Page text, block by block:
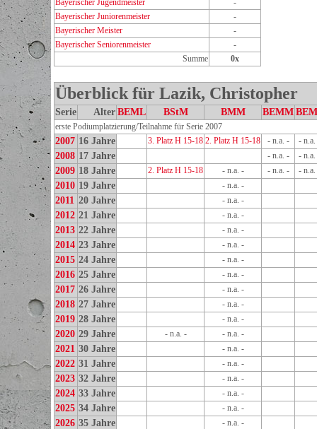
Bayerischer Jugendmeister
-
Bayerischer Juniorenmeister
-
Bayerischer Meister
-
Bayerischer Seniorenmeister
-
Summe
0x
Überblick für Lazik, Christopher
Serie Alter BEML BStM BMM BEMM
erste Podiumplatzierung/Teilnahme für Serie 2007
2007 16 Jahre 3. Platz H 15-18 2. Platz H 15-18 - n.a. - -
2008 17 Jahre - n.a. - -
2009 18 Jahre 2. Platz H 15-18 - n.a. - - n.a. - -
2010 19 Jahre - n.a. -
2011 20 Jahre - n.a. -
2012 21 Jahre - n.a. -
2013 22 Jahre - n.a. -
2014 23 Jahre - n.a. -
2015 24 Jahre - n.a. -
2016 25 Jahre - n.a. -
2017 26 Jahre - n.a. -
2018 27 Jahre - n.a. -
2019 28 Jahre - n.a. -
2020 29 Jahre - n.a. - - n.a. -
2021 30 Jahre - n.a. -
2022 31 Jahre - n.a. -
2023 32 Jahre - n.a. -
2024 33 Jahre - n.a. -
2025 34 Jahre - n.a. -
2026 35 Jahre - n.a. -